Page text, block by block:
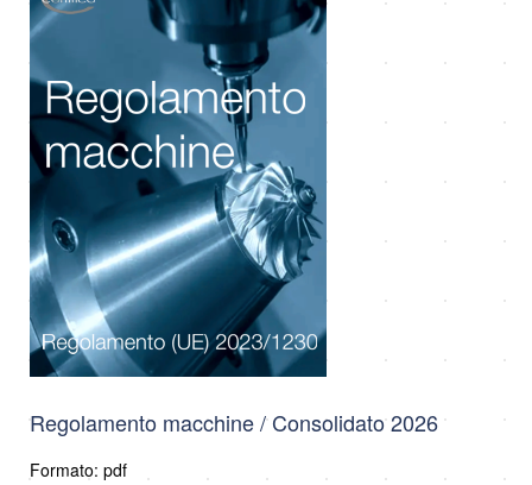
Regolamento macchine / Consolidato 2026
Formato: pdf